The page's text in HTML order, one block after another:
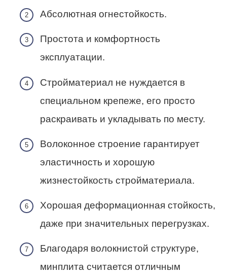
Абсолютная огнестойкость.
Простота и комфортность
эксплуатации.
Стройматериал не нуждается в
специальном крепеже, его просто
раскраивать и укладывать по месту.
Волоконное строение гарантирует
эластичность и хорошую
жизнестойкость стройматериала.
Хорошая деформационная стойкость,
даже при значительных перегрузках.
Благодаря волокнистой структуре,
минплита считается отличным